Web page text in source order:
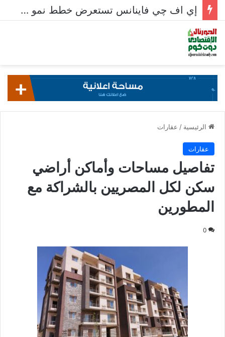
معدلات الشمول المالي تواصل ارتفاعها 79% من المواطنين يمتلكون حسابات نشطة تمكنهم من إجراء معاملات مالية
الرئيسية / عقارات
عقارات
تفاصيل مساحات وأماكن أراضي
سكن لكل المصريين بالشراكة مع
المطورين
0